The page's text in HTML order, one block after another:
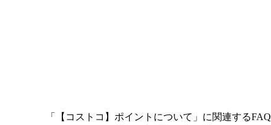
「【コストコ】ポイントについて」に関連するFAQ